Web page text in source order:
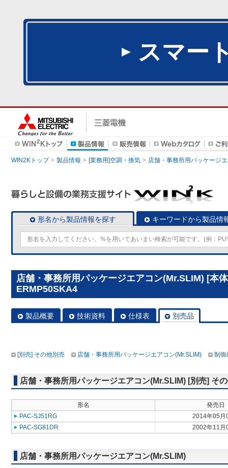
スマー
WIN2Kトップ 製品情報 [業務用]空調・換気 店舗・事務所用パッケージ
形名から製品情報を探す キーワードから製品情
店舗・事務所用パッケージエアコン(Mr.SLIM) [本
ERMP50SKA4
製品概要 技術資料 仕様表 別売品
[別売] その他別売 店舗・事務所用パッケージエアコン(Mr.SLIM) 制御
店舗・事務所用パッケージエアコン(Mr.SLIM) [別売] そ
形名
発売日
PAC-SJ51RG
2014年05月
PAC-SG81DR
2002年11月
店舗・事務所用パッケージエアコン(Mr.SLIM)